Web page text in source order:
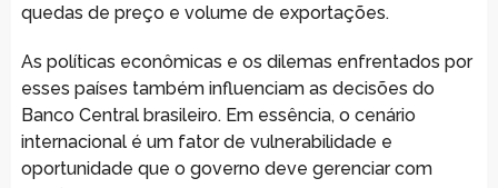
quedas de preço e volume de exportações.
As políticas econômicas e os dilemas enfrentados por
esses países também influenciam as decisões do
Banco Central brasileiro. Em essência, o cenário
internacional é um fator de vulnerabilidade e
oportunidade que o governo deve gerenciar com